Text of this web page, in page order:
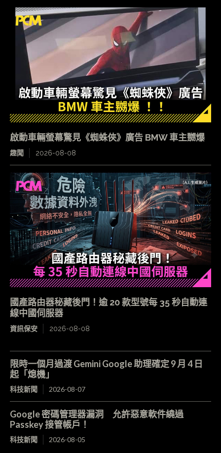
啟動車輛螢幕驚見《蜘蛛俠》廣告 BMW 車主嬲爆
趣聞 2026-08-08
國產路由器秘藏後門！逾 20 款型號每 35 秒自動連
線中國伺服器
資訊保安 2026-08-08
限時一個月過渡 Gemini Google 助理確定 9 月 4 日
起「熄機」
科技新聞 2026-08-07
Google 密碼管理器漏洞 允許惡意軟件繞過
Passkey 接管帳戶！
科技新聞 2026-08-05